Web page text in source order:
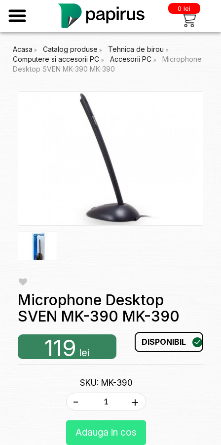
0 lei
Acasa Catalog produse
Tehnica de birou
Computere si accesorii PC
Accesorii PC
Microphone
Desktop SVEN MK-390 MK-390
Microphone Desktop
SVEN MK-390 MK-390
119 lei
DISPONIBIL
SKU: MK-390
- +
Adauga in cos